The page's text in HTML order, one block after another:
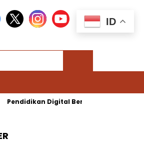
Digital Bernoda: Chromebook
ID